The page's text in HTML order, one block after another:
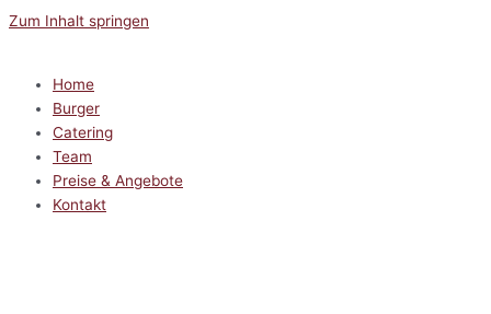
Zum Inhalt springen
Home
Burger
Catering
Team
Preise & Angebote
Kontakt